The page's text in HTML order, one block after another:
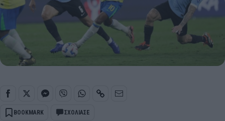
BOOKMARK ΣΧΟΛΙΑΣΕ